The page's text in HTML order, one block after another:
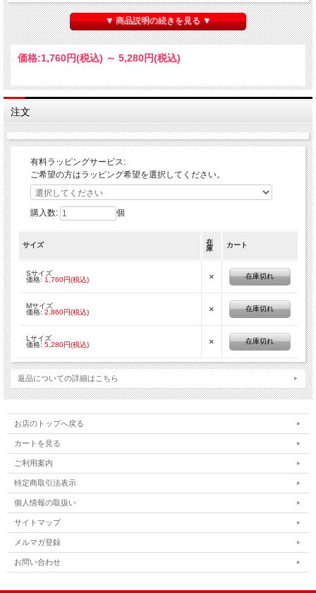
【ラッピング（有料）ご希望の方へ】
■ラッピング費用：100円（税込）
（申込み手順）
１．上記の『有料ラッピングサービス』の「選択してください」より
２．『有料ラッピング（￥100）』を選択した状態で、「カートに入れる」をクリ
ック
以上で有料ラッピングの申込みは完了となります。
引き続き、お買い物をお楽しみください。
【ご注意】
※Lサイズはラッピング対象外となります。予めご了承ください。
▼ 商品説明の続きを見る ▼
価格:1,760円(税込) ～ 5,280円(税込)
注文
有料ラッピングサービス:
ご希望の方はラッピング希望を選択してください。
購入数: 個
サイズ
在
庫
カート
Sサイズ
価格: 1,760円(税込) × 在庫切れ
Mサイズ
価格:2,860円(税込) × 在庫切れ
Lサイズ
価格: 5,280円(税込) × 在庫切れ
返品についての詳細はこちら
お店のトップへ戻る
カートを見る
ご利用案内
特定商取引法表示
個人情報の取扱い
サイトマップ
メルマガ登録
お問い合わせ